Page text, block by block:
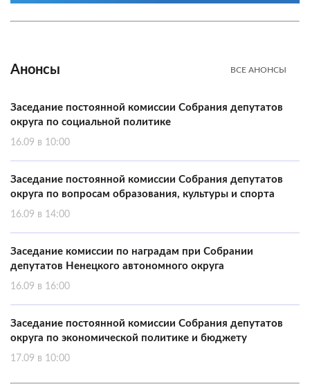
Анонсы ВСЕ АНОНСЫ
Заседание постоянной комиссии Собрания депутатов
округа по социальной политике
16.09 в 10:00
Заседание постоянной комиссии Собрания депутатов
округа по вопросам образования, культуры и спорта
16.09 в 14:00
Заседание комиссии по наградам при Собрании
депутатов Ненецкого автономного округа
16.09 в 16:00
Заседание постоянной комиссии Собрания депутатов
округа по экономической политике и бюджету
17.09 в 10:00